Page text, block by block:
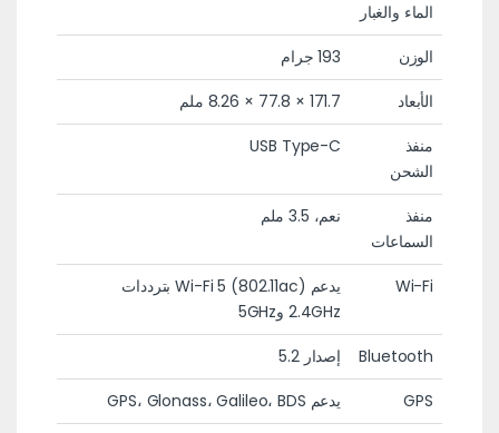
الماء والغبار
الوزن
193 جرام
الأبعاد
171.7 × 77.8 × 8.26 ملم
منفذ
الشحن
USB Type-C
منفذ
السماعات
نعم، 3.5 ملم
Wi-Fi
يدعم Wi-Fi 5 (802.11ac) بترددات
2.4GHz و5GHz
Bluetooth
إصدار 5.2
GPS
يدعم GPS، Glonass، Galileo، BDS